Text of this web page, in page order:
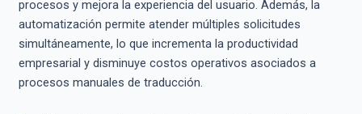
procesos y mejora la experiencia del usuario. Además, la
automatización permite atender múltiples solicitudes
simultáneamente, lo que incrementa la productividad
empresarial y disminuye costos operativos asociados a
procesos manuales de traducción.